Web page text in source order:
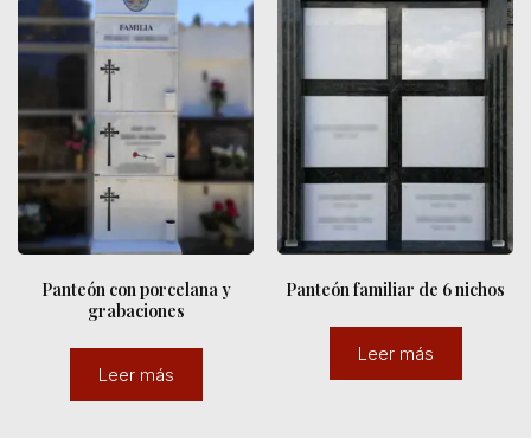
Panteón con porcelana y
grabaciones
Leer más
Panteón familiar de 6 nichos
Leer más